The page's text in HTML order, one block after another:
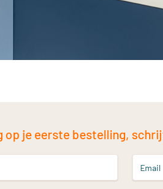
op je eerste bestelling,
Email